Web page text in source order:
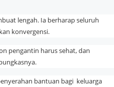
lengah. Ia berharap seluruh
konvergensi.
pengantin harus sehat, dan
bantuan bagi keluarga